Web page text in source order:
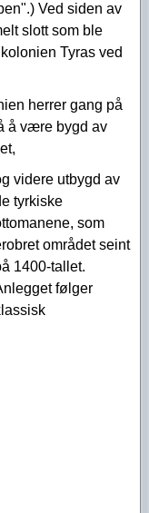
Ved siden av
slott som ble
Tyras ved
herrer gang på
å være bygd av
videre utbygd av
tyrkiske
som
området seint
1400-tallet.
følger